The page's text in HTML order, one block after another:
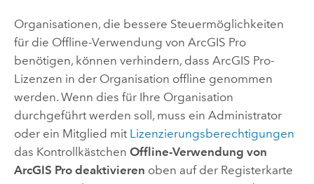
Organisationen, die bessere Steuermöglichkeiten
für die Offline-Verwendung von ArcGIS Pro
benötigen, können verhindern, dass ArcGIS Pro-
Lizenzen in der Organisation offline genommen
werden. Wenn dies für Ihre Organisation
durchgeführt werden soll, muss ein Administrator
oder ein Mitglied mit Lizenzierungsberechtigungen
das Kontrollkästchen Offline-Verwendung von
ArcGIS Pro deaktivieren oben auf der Registerkarte